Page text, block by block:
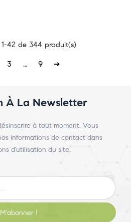
42 de 344 produit(s)
3 … 9
À La Newsletter
à tout moment. Vous
informations de contact dans
d'utilisation du site.
M'abonner !